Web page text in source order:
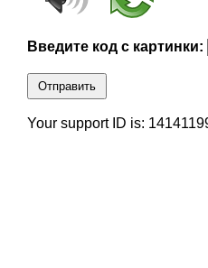
Введите код с картинки:
Отправить
Your support ID is: